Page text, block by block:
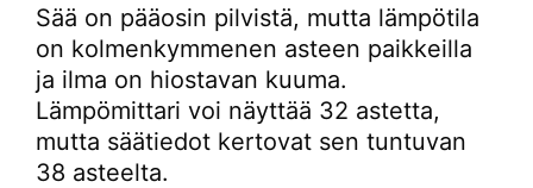
Sää on pääosin pilvistä, mutta lämpötila
on kolmenkymmenen asteen paikkeilla
ja ilma on hiostavan kuuma.
Lämpömittari voi näyttää 32 astetta,
mutta säätiedot kertovat sen tuntuvan
38 asteelta.